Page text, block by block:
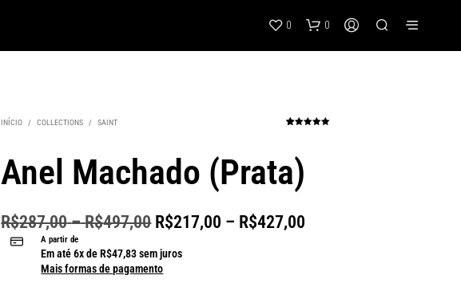
0 0
INÍCIO / COLLECTIONS / SAINT
baseado em
avaliações
de clientes
Anel Machado (Prata)
R$287,00 – R$497,00 R$217,00 – R$427,00
A partir de
Em até6x deR$47,83sem juros
Mais formas de pagamento